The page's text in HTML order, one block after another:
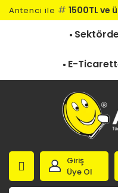
Antenci ile # 1500TL ve
E-
Giriş
Üye Ol